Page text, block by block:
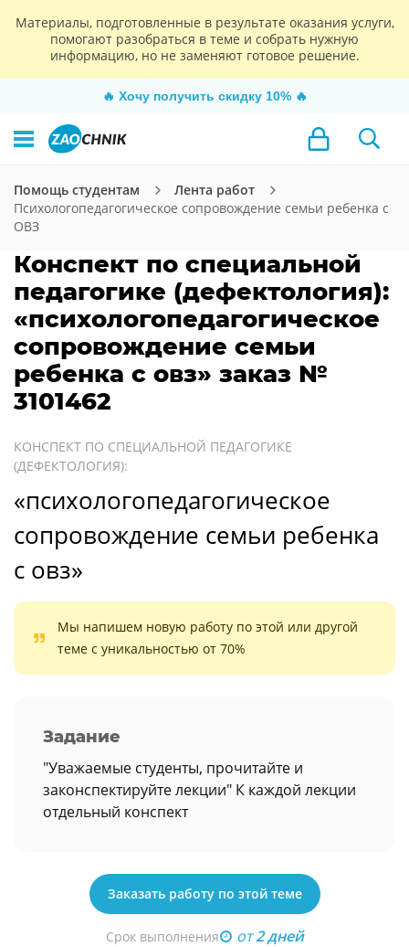
Материалы, подготовленные в результате оказания услуги,
помогают разобраться в теме и собрать нужную
информацию, но не заменяют готовое решение.
🔥 Хочу получить скидку 10% 🔥
Помощь студентам
Лента работ
Психологопедагогическое сопровождение семьи ребенка с
ОВЗ
Конспект по специальной
педагогике (дефектология):
«психологопедагогическое
сопровождение семьи
ребенка с овз» заказ №
3101462
КОНСПЕКТ ПО СПЕЦИАЛЬНОЙ ПЕДАГОГИКЕ
(ДЕФЕКТОЛОГИЯ):
«психологопедагогическое
сопровождение семьи ребенка
с овз»
Мы напишем новую работу по этой или другой
теме с уникальностью от 70%
Задание
"Уважаемые студенты, прочитайте и
законспектируйте лекции" К каждой лекции
отдельный конспект
Заказать работу по этой теме
Срок выполнения от2 дней